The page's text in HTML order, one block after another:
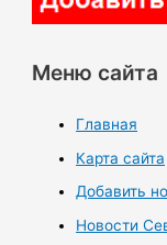
Меню сайта
Главная
Карта сайта
Добавить
Новости